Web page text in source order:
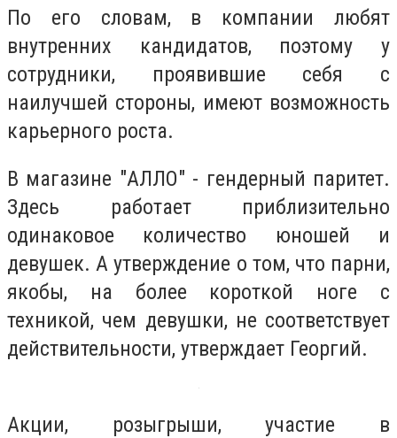
По его словам, в компании любят
внутренних кандидатов, поэтому у
сотрудники, проявившие себя с
наилучшей стороны, имеют возможность
карьерного роста.
В магазине "АЛЛО" - гендерный паритет.
Здесь работает приблизительно
одинаковое количество юношей и
девушек. А утверждение о том, что парни,
якобы, на более короткой ноге с
техникой, чем девушки, не соответствует
действительности, утверждает Георгий.
Акции, розыгрыши, участие в